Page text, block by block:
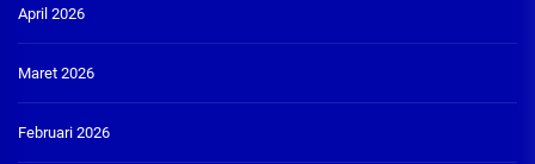
April 2026
Maret 2026
Februari 2026